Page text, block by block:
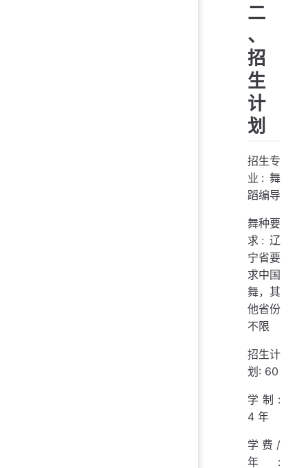
二
、
招
生
计
划
招生专
业: 舞
蹈编导
舞种要
求: 辽
宁省要
求中国
舞，其
他省份
不限
招生计
划: 60
学制:
4 年
学费/
年: